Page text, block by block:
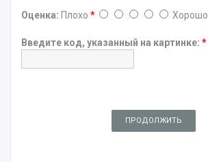
Оценка: Плохо * Хорошо
Введите код, указанный на картинке: *
ПРОДОЛЖИТЬ